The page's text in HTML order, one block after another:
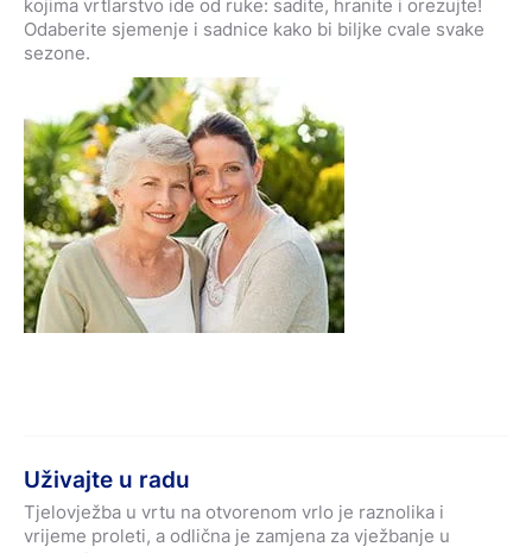
kojima vrtlarstvo ide od ruke: sadite, hranite i orezujte!
Odaberite sjemenje i sadnice kako bi biljke cvale svake
sezone.
Uživajte u radu
Tjelovježba u vrtu na otvorenom vrlo je raznolika i
vrijeme proleti, a odlična je zamjena za vježbanje u